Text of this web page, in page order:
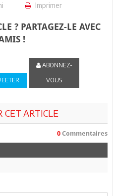
Imprimer
? PARTAGEZ-LE AVEC
!
ABONNEZ-
VOUS
CET ARTICLE
0 Commentaires